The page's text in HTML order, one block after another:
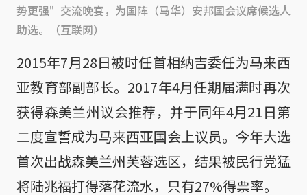
势更强”交流晚宴，为国阵（马华）安邦国会议席候选人
助选。（互联网）
2015年7月28日被时任首相纳吉委任为马来西
亚教育部副部长。2017年4月任期届满时再次
获得森美兰州议会推荐，并于同年4月21日第
二度宣誓成为马来西亚国会上议员。今年大选
首次出战森美兰州芙蓉选区，结果被民行党猛
将陆兆福打得落花流水，只有27%得票率。